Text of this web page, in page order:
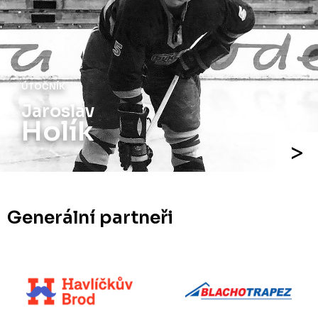
ÚTOČNÍK
Jaroslav
Holík
Generální partneři